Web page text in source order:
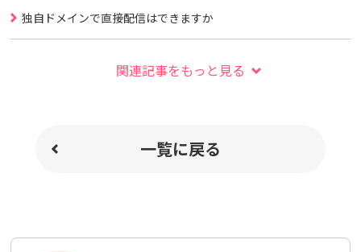
独自ドメインで直接配信はできますか
関連記事をもっと見る
一覧に戻る